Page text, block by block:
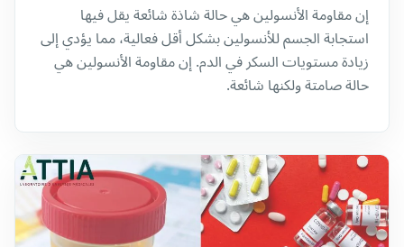
إن مقاومة الأنسولين هي حالة شاذة شائعة يقل فيها
استجابة الجسم للأنسولين بشكل أقل فعالية، مما يؤدي إلى
زيادة مستويات السكر في الدم. إن مقاومة الأنسولين هي
حالة صامتة ولكنها شائعة.